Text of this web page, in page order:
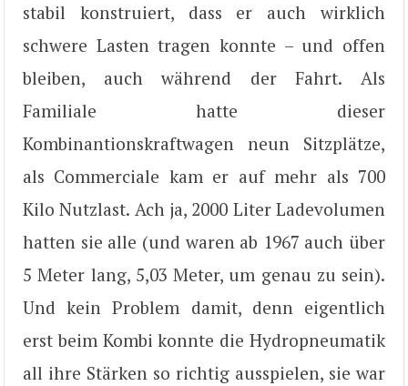
stabil konstruiert, dass er auch wirklich
schwere Lasten tragen konnte – und offen
bleiben, auch während der Fahrt. Als
Familiale hatte dieser
Kombinantionskraftwagen neun Sitzplätze,
als Commerciale kam er auf mehr als 700
Kilo Nutzlast. Ach ja, 2000 Liter Ladevolumen
hatten sie alle (und waren ab 1967 auch über
5 Meter lang, 5,03 Meter, um genau zu sein).
Und kein Problem damit, denn eigentlich
erst beim Kombi konnte die Hydropneumatik
all ihre Stärken so richtig ausspielen, sie war